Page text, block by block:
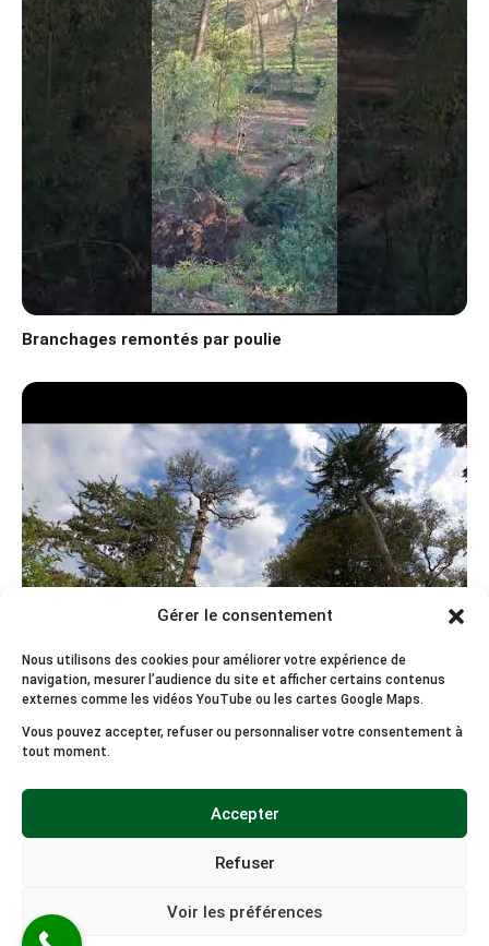
Gérer le consentement
Nous utilisons des cookies pour améliorer votre expérience de
navigation, mesurer l’audience du site et afficher certains contenus
externes comme les vidéos YouTube ou les cartes Google Maps.
Vous pouvez accepter, refuser ou personnaliser votre consentement à
tout moment.
Accepter
Refuser
Voir les préférences
Branchages remontés par poulie
Abattage pin mort à Mesquer par vert d'horizon 1
Voir la chaîne YouTube
Mentions légales